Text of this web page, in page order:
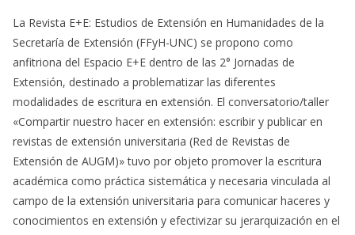
La Revista E+E: Estudios de Extensión en Humanidades de la
Secretaría de Extensión (FFyH-UNC) se propono como
anfitriona del Espacio E+E dentro de las 2° Jornadas de
Extensión, destinado a problematizar las diferentes
modalidades de escritura en extensión. El conversatorio/taller
«Compartir nuestro hacer en extensión: escribir y publicar en
revistas de extensión universitaria (Red de Revistas de
Extensión de AUGM)» tuvo por objeto promover la escritura
académica como práctica sistemática y necesaria vinculada al
campo de la extensión universitaria para comunicar haceres y
conocimientos en extensión y efectivizar su jerarquización en el